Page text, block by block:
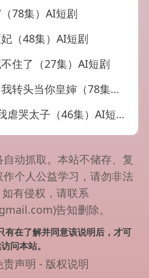
78集）AI短剧
（48集）AI短剧
住了（27集）AI短剧
当你皇婶（78集）AI短剧
哭太子（46集）AI短剧
动抓取。本站不储存、复
个人公益学习，请勿非法
有侵权，请联系
告知删除。
有在了解并同意该说明后，才可
问本站。
责声明 - 版权说明